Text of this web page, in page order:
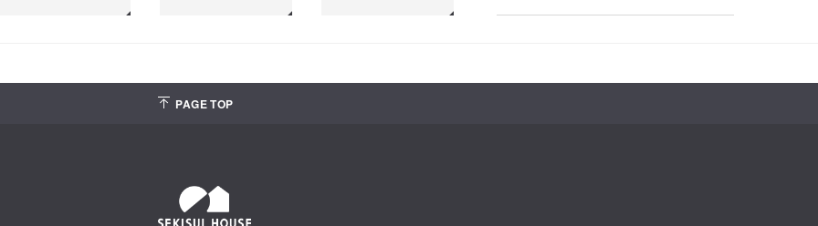
PAGE TOP